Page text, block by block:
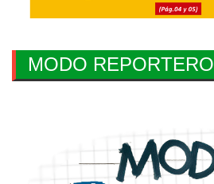
MODO REPORTERO